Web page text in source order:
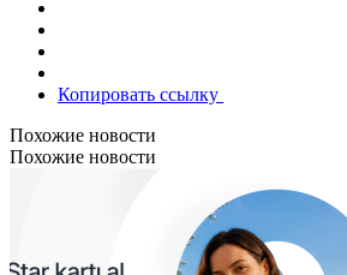
Копировать ссылку
Похожие новости
Похожие новости